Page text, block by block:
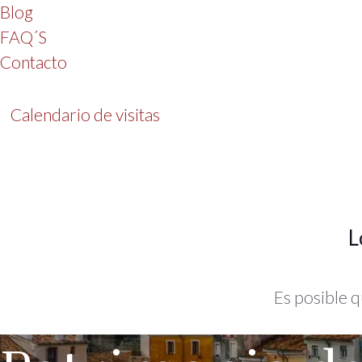
Blog
FAQ´S
Contacto
Calendario de visitas
Es posible